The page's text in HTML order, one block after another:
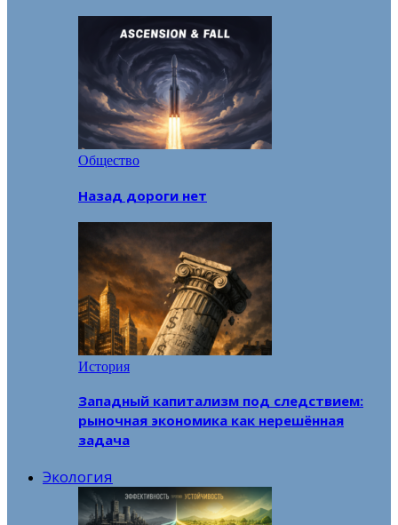
Общество
Назад дороги нет
История
Западный капитализм под следствием:
рыночная экономика как нерешённая
задача
Экология